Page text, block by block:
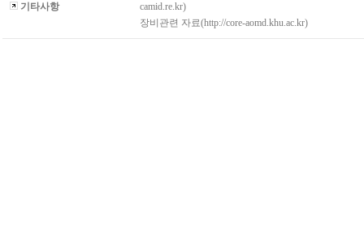
기타사항
camid.re.kr)
장비관련 자료(http://core-aomd.khu.ac.kr)